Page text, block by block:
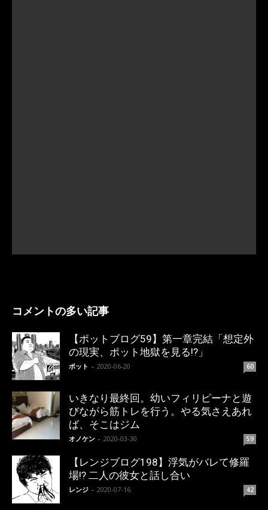
コメントの多い記事
【ポットブログ59】第一章完結「想定外
の現実、ポット地獄を見る!?」
ポット - 2020-06-20 60
いきなり最終回。幼いフィリピーナと遊
びながら筋トレを行う。やる気さえあれ
ば、そこはジム
オノケン - 2020-03-30 59
【レンジブログ198】浮気がバレて修羅
場!? 二人の彼女と話し合い
レンジ - 2020-07-16 42